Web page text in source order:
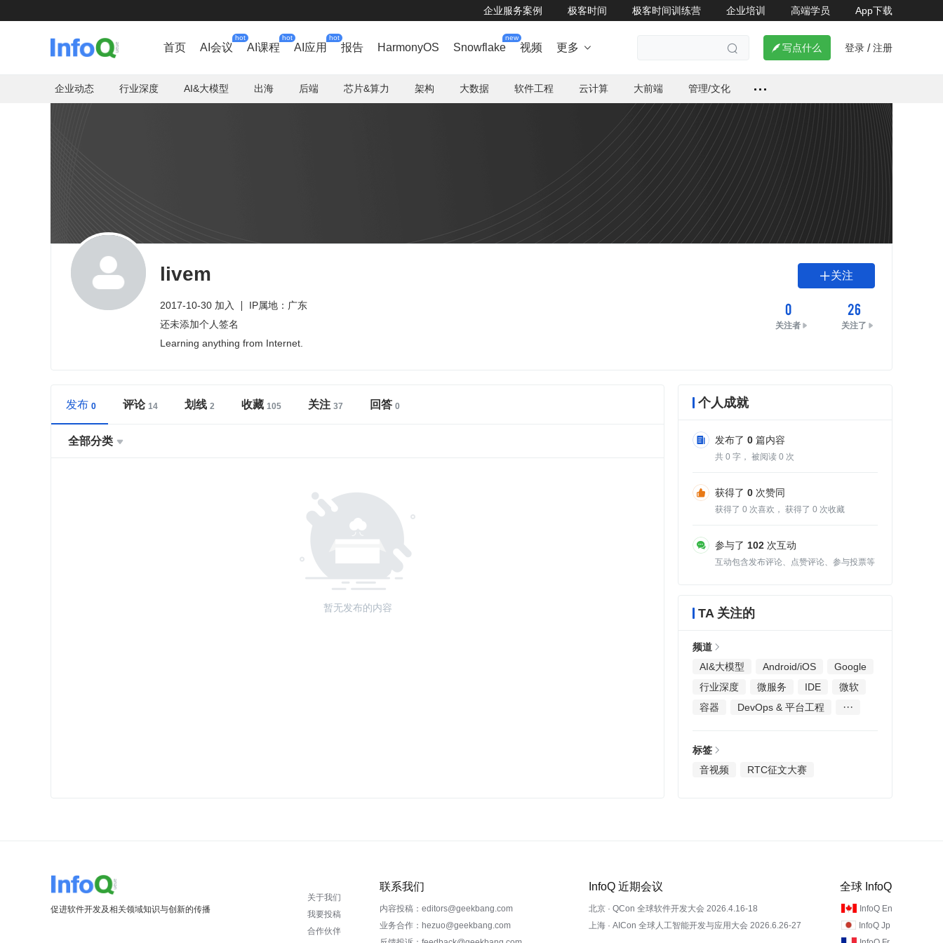
企业服务案例 极客时间 极客时间训练营 企业培训 高端学员 App下载
首页 AI会议
hot
AI课程
hot
AI应用
hot
报告 HarmonyOS Snowflake
new
视频 更多    写点什么 登录 / 注册
企业动态 行业深度 AI&大模型 出海 后端 芯片&算力 架构 大数据 软件工程 云计算 大前端 管理/文化
livem
2017-10-30 加入
IP属地：广东
还未添加个人签名
Learning anything from Internet.
关注
0
关注者
26
关注了
发布 评论 划线 收藏 关注 回答
全部分类 
暂无发布的内容
个人成就
发布了 0 篇内容
共 0 字， 被阅读 0 次
获得了 0 次赞同
获得了 0 次喜欢， 获得了 0 次收藏
参与了 102 次互动
互动包含发布评论、点赞评论、参与投票等
TA 关注的
频道
AI&大模型
Android/iOS
Google
行业深度
微服务 IDE
微软
容器
DevOps & 平台工程 ···
标签
音视频
RTC征文大赛
促进软件开发及相关领域知识与创新的传播
关于我们
我要投稿
合作伙伴
联系我们
内容投稿：editors@geekbang.com
业务合作：hezuo@geekbang.com
InfoQ 近期会议
北京 · QCon 全球软件开发大会 2026.4.16-18
上海 · AICon 全球人工智能开发与应用大会 2026.6.26-27
全球 InfoQ
InfoQ En
InfoQ Jp